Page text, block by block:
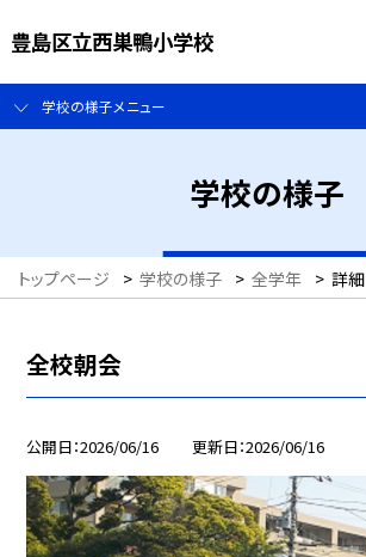
豊島区立西巣鴨小学校
学校の様子メニュー
学校の様子
トップページ > 学校の様子 > 全学年 > 詳細
全校朝会
公開日 2026/06/16 更新日 2026/06/16